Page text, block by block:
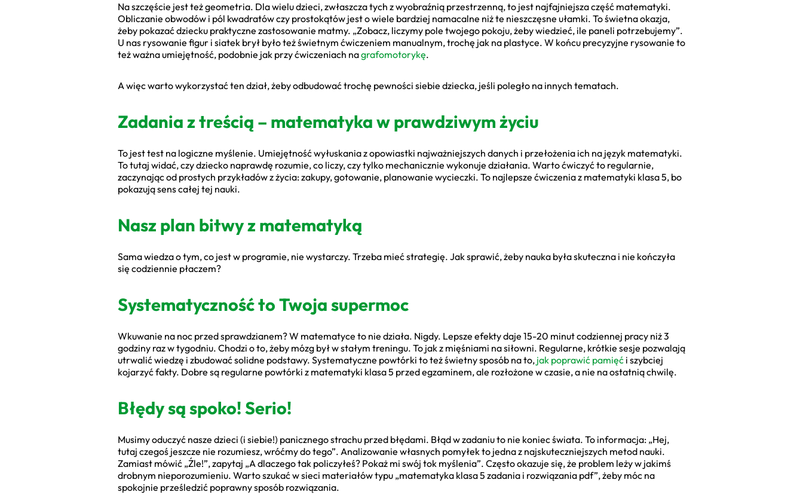
Na szczęście jest też geometria. Dla wielu dzieci, zwłaszcza tych z wyobraźnią przestrzenną, to jest najfajniejsza część matematyki.
Obliczanie obwodów i pól kwadratów czy prostokątów jest o wiele bardziej namacalne niż te nieszczęsne ułamki. To świetna okazja,
żeby pokazać dziecku praktyczne zastosowanie matmy. „Zobacz, liczymy pole twojego pokoju, żeby wiedzieć, ile paneli potrzebujemy”.
U nas rysowanie figur i siatek brył było też świetnym ćwiczeniem manualnym, trochę jak na plastyce. W końcu precyzyjne rysowanie to
też ważna umiejętność, podobnie jak przy ćwiczeniach nagrafomotorykę.
A więc warto wykorzystać ten dział, żeby odbudować trochę pewności siebie dziecka, jeśli poległo na innych tematach.
Zadania z treścią – matematyka w prawdziwym życiu
To jest test na logiczne myślenie. Umiejętność wyłuskania z opowiastki najważniejszych danych i przełożenia ich na język matematyki.
To tutaj widać, czy dziecko naprawdę rozumie, co liczy, czy tylko mechanicznie wykonuje działania. Warto ćwiczyć to regularnie,
zaczynając od prostych przykładów z życia: zakupy, gotowanie, planowanie wycieczki. To najlepsze ćwiczenia z matematyki klasa 5, bo
pokazują sens całej tej nauki.
Nasz plan bitwy z matematyką
Sama wiedza o tym, co jest w programie, nie wystarczy. Trzeba mieć strategię. Jak sprawić, żeby nauka była skuteczna i nie kończyła
się codziennie płaczem?
Systematyczność to Twoja supermoc
Wkuwanie na noc przed sprawdzianem? W matematyce to nie działa. Nigdy. Lepsze efekty daje 15-20 minut codziennej pracy niż 3
godziny raz w tygodniu. Chodzi o to, żeby mózg był w stałym treningu. To jak z mięśniami na siłowni. Regularne, krótkie sesje pozwalają
utrwalić wiedzę i zbudować solidne podstawy. Systematyczne powtórki to też świetny sposób na to, jak poprawić pamięć i szybciej
kojarzyć fakty. Dobre są regularne powtórki z matematyki klasa 5 przed egzaminem, ale rozłożone w czasie, a nie na ostatnią chwilę.
Błędy są spoko! Serio!
Musimy oduczyć nasze dzieci (i siebie!) panicznego strachu przed błędami. Błąd w zadaniu to nie koniec świata. To informacja: „Hej,
tutaj czegoś jeszcze nie rozumiesz, wróćmy do tego”. Analizowanie własnych pomyłek to jedna z najskuteczniejszych metod nauki.
Zamiast mówić „Źle!”, zapytaj „A dlaczego tak policzyłeś? Pokaż mi swój tok myślenia”. Często okazuje się, że problem leży w jakimś
drobnym nieporozumieniu. Warto szukać w sieci materiałów typu „matematyka klasa 5 zadania i rozwiązania pdf”, żeby móc na
spokojnie prześledzić poprawny sposób rozwiązania.